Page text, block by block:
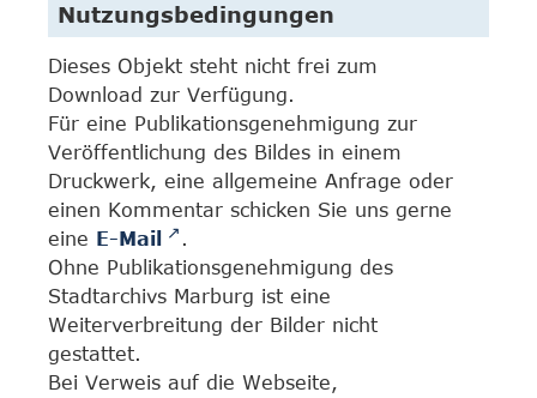
Nutzungsbedingungen
Dieses Objekt steht nicht frei zum
Download zur Verfügung.
Für eine Publikationsgenehmigung zur
Veröffentlichung des Bildes in einem
Druckwerk, eine allgemeine Anfrage oder
einen Kommentar schicken Sie uns gerne
eine E-Mail
.
Ohne Publikationsgenehmigung des
Stadtarchivs Marburg ist eine
Weiterverbreitung der Bilder nicht
gestattet.
Bei Verweis auf die Webseite,